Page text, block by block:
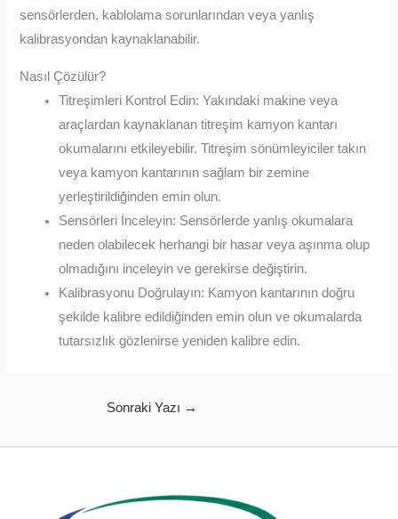
sensörlerden, kablolama sorunlarından veya yanlış
kalibrasyondan kaynaklanabilir.
Nasıl Çözülür?
Titreşimleri Kontrol Edin: Yakındaki makine veya
araçlardan kaynaklanan titreşim kamyon kantarı
okumalarını etkileyebilir. Titreşim sönümleyiciler takın
veya kamyon kantarının sağlam bir zemine
yerleştirildiğinden emin olun.
Sensörleri İnceleyin: Sensörlerde yanlış okumalara
neden olabilecek herhangi bir hasar veya aşınma olup
olmadığını inceleyin ve gerekirse değiştirin.
Kalibrasyonu Doğrulayın: Kamyon kantarının doğru
şekilde kalibre edildiğinden emin olun ve okumalarda
tutarsızlık gözlenirse yeniden kalibre edin.
Sonraki Yazı →